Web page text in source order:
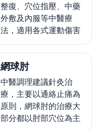
整復、穴位指壓、中藥
外敷及內服等中醫療
法，適用各式運動傷害
網球肘
中醫調理建議針灸治
療，主要以通絡止痛為
原則，網球肘的治療大
部分都以肘部穴位為主